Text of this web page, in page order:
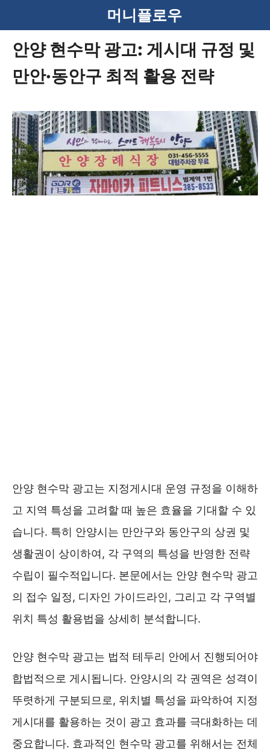
텐
머니플로우
안양 현수막 광고: 게시대 규정 및
만안·동안구 최적 활용 전략
안양 현수막 광고는 지정게시대 운영 규정을 이해하
고 지역 특성을 고려할 때 높은 효율을 기대할 수 있
습니다. 특히 안양시는 만안구와 동안구의 상권 및
생활권이 상이하여, 각 구역의 특성을 반영한 전략
수립이 필수적입니다. 본문에서는 안양 현수막 광고
의 접수 일정, 디자인 가이드라인, 그리고 각 구역별
위치 특성 활용법을 상세히 분석합니다.
안양 현수막 광고는 법적 테두리 안에서 진행되어야
합법적으로 게시됩니다. 안양시의 각 권역은 성격이
뚜렷하게 구분되므로, 위치별 특성을 파악하여 지정
게시대를 활용하는 것이 광고 효과를 극대화하는 데
중요합니다. 효과적인 현수막 광고를 위해서는 전체